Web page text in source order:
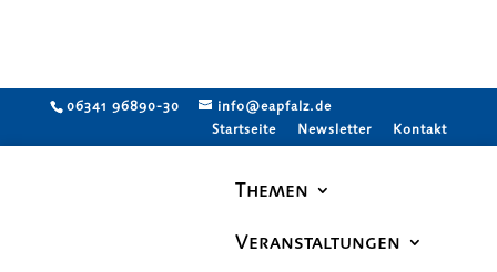
06341 96890-30
info@eapfalz.de
Startseite
Newsletter Kontakt
Themen
Veranstaltungen